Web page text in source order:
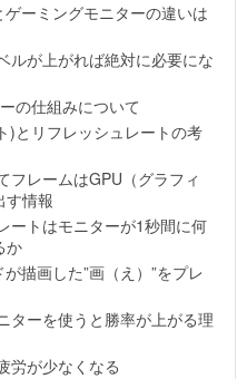
ーミングモニターの違いは
ルが上がれば絶対に必要にな
の仕組みについて
)とリフレッシュレートの考
フレームはGPU（グラフィ
す情報
ートはモニターが1秒間に何
か
描画した”画（え）”をプレ
ターを使うと勝率が上がる理
労が少なくなる